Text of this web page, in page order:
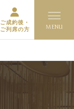
ご成約後・
ご列席の方